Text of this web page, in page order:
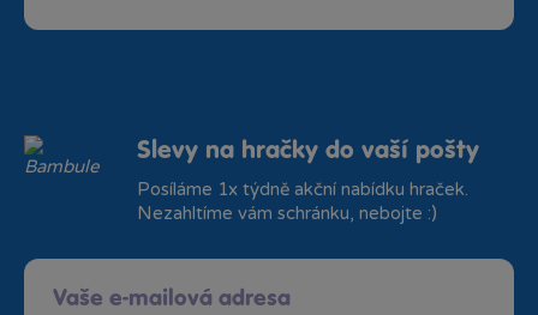
Slevy na hračky do vaší pošty
Posíláme 1x týdně akční nabídku hraček.
Nezahltíme vám schránku, nebojte :)